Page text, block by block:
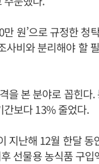
원’으로 규정한 청
비와 분리해야 할
을 본 분야로 꼽힌다
간보다 13% 줄었다.
지난해 12월 한달 동
선물용 농식품 구입